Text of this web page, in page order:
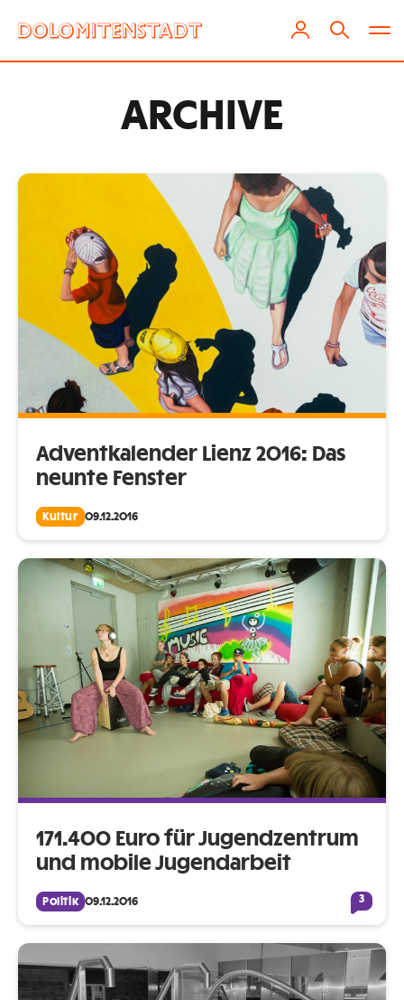
ARCHIVE
Adventkalender Lienz 2016: Das
neunte Fenster
Kultur 09.12.2016
171.400 Euro für Jugendzentrum
und mobile Jugendarbeit
Politik 09.12.2016 3